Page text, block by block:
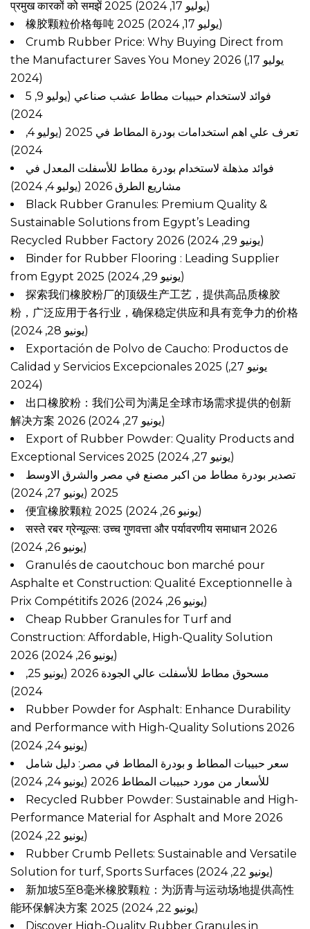
प्रमुख कारकों को समझें 2025
(يوليو 17, 2024)
橡胶颗粒价格每吨 2025
(يوليو 17, 2024)
Crumb Rubber Price: Why Buying Direct from
the Manufacturer Saves You Money 2026 (يوليو 17,
2024)
5 فوائد لاستخدام حبيبات مطاط عشب صناعي
(يوليو 9,
2024)
تعرف علي اهم استخدامات بودرة المطاط في 2025
(يوليو 4,
2024)
فوائد مذهلة لاستخدام بودرة مطاط للأسفلت المعدل في
مشاريع الطرق 2026
(يوليو 4, 2024)
Black Rubber Granules: Premium Quality &
Sustainable Solutions from Egypt’s Leading
Recycled Rubber Factory 2026
(يونيو 29, 2024)
Binder for Rubber Flooring : Leading Supplier
from Egypt 2025
(يونيو 29, 2024)
探索我们橡胶粉厂的顶级生产工艺，提供高品质橡胶
粉，广泛应用于各行业，确保稳定供应和具有竞争力的价格
(يونيو 28, 2024)
Exportación de Polvo de Caucho: Productos de
Calidad y Servicios Excepcionales 2025 (يونيو 27,
2024)
出口橡胶粉：我们公司为满足全球市场需求提供的创新
解决方案 2026
(يونيو 27, 2024)
Export of Rubber Powder: Quality Products and
Exceptional Services 2025
(يونيو 27, 2024)
تصدير بودرة مطاط من اكبر مصنع في مصر والشرق الاوسط
2025 (يونيو 27, 2024)
便宜橡胶颗粒 2025
(يونيو 26, 2024)
सस्ते रबर ग्रेन्यूल्स: उच्च गुणवत्ता और पर्यावरणीय समाधान 2026
(يونيو 26, 2024)
Granulés de caoutchouc bon marché pour
Asphalte et Construction: Qualité Exceptionnelle à
Prix Compétitifs 2026
(يونيو 26, 2024)
Cheap Rubber Granules for Turf and
Construction: Affordable, High-Quality Solution
2026
(يونيو 26, 2024)
مسحوق مطاط للأسفلت عالي الجودة 2026
(يونيو 25,
2024)
Rubber Powder for Asphalt: Enhance Durability
and Performance with High-Quality Solutions 2026
(يونيو 24, 2024)
سعر حبيبات المطاط و بودرة المطاط في مصر: دليل شامل
للأسعار من مورد حبيبات المطاط 2026
(يونيو 24, 2024)
Recycled Rubber Powder: Sustainable and High-
Performance Material for Asphalt and More 2026
(يونيو 22, 2024)
Rubber Crumb Pellets: Sustainable and Versatile
Solution for turf, Sports Surfaces
(يونيو 22, 2024)
新加坡5至8毫米橡胶颗粒：为沥青与运动场地提供高性
能环保解决方案 2025
(يونيو 22, 2024)
Discover High-Quality Rubber Granules in